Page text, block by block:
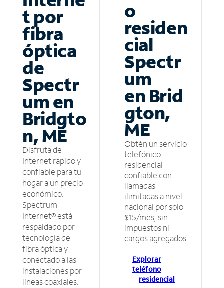
t por
fibra
óptica
de
Spectr
um en
Bridgto
n, ME
Disfruta de
Internet rápido y
confiable para tu
hogar a un precio
económico.
Spectrum
Internet® está
respaldado por
tecnología de
fibra óptica y
conectado a las
instalaciones por
líneas coaxiales.
o
residen
cial
Spectr
um
en Brid
gton,
ME
Obtén un servicio
telefónico
residencial
confiable con
llamadas
ilimitadas a nivel
nacional por solo
$15/mes, sin
impuestos ni
cargos agregados.
Explorar
teléfono
residencial